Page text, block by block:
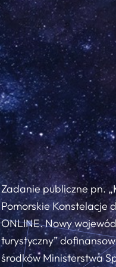
Zadanie publiczne pn.
Pomorskie Konstelacje
ONLINE. Nowy
turystyczny”
środków Ministerstwa